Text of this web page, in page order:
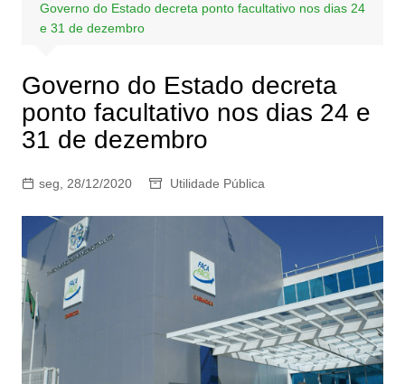
Governo do Estado decreta ponto facultativo nos dias 24
e 31 de dezembro
Governo do Estado decreta
ponto facultativo nos dias 24 e
31 de dezembro
seg, 28/12/2020 Utilidade Pública